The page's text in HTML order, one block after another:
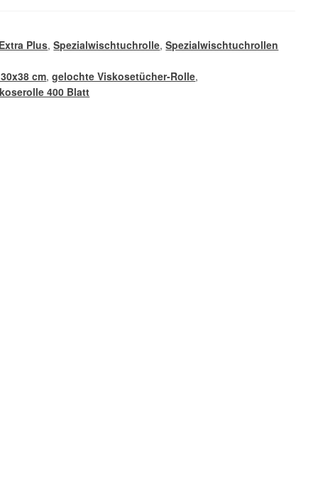
Plus,Spezialwischtuchrolle,Spezialwischtuchrollen
cm,gelochte Viskosetücher-Rolle,
400 Blatt